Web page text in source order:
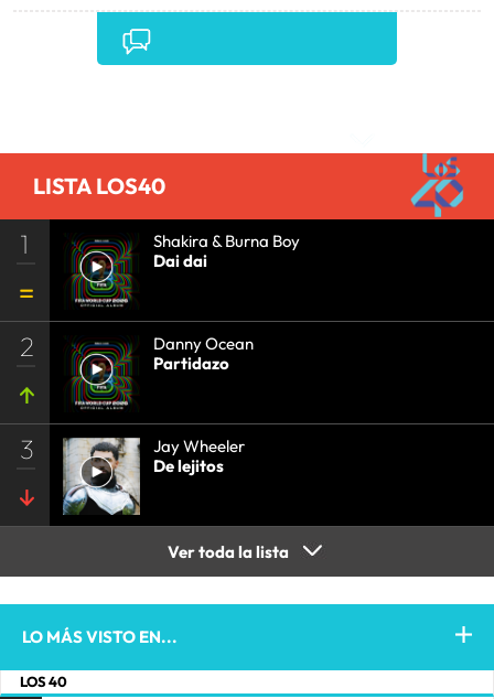
LISTA LOS40
1
Shakira & Burna Boy
Dai dai
2
Danny Ocean
Partidazo
3
Jay Wheeler
De lejitos
Ver toda la lista
LO MÁS VISTO EN...
LOS 40